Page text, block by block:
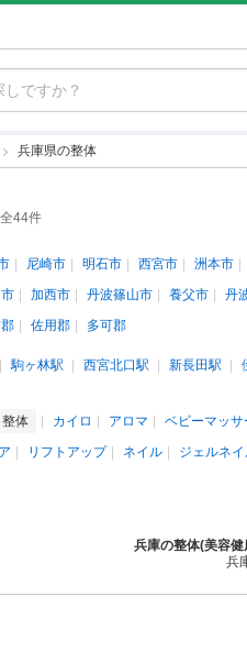
兵庫県の整体
全44件
尼崎市 明石市 西宮市 洲本市
加西市 丹波篠山市 養父市 丹
佐用郡 多可郡
駒ヶ林駅 西宮北口駅 新長田駅
整体 カイロ アロマ ベビーマッサ
リフトアップ ネイル ジェルネ
兵庫の整体(美容
兵